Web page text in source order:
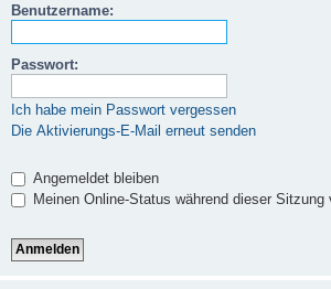
Benutzername:
Passwort:
Ich habe mein Passwort vergessen
Die Aktivierungs-E-Mail erneut senden
Angemeldet bleiben
Meinen Online-Status während dieser Sitzung